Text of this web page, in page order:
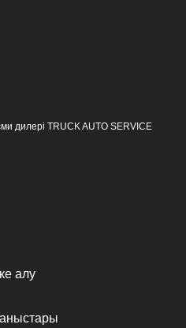
дилері TRUCK AUTO SERVICE
алу